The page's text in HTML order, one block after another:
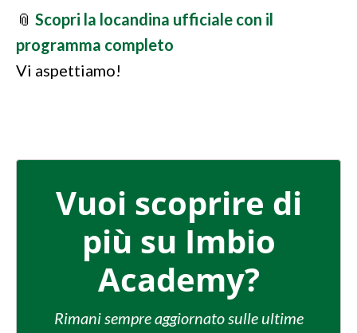
📎 Scopri la locandina ufficiale con il
programma completo
Vi aspettiamo!
Vuoi scoprire di
più su Imbio
Academy?
Rimani sempre aggiornato sulle ultime